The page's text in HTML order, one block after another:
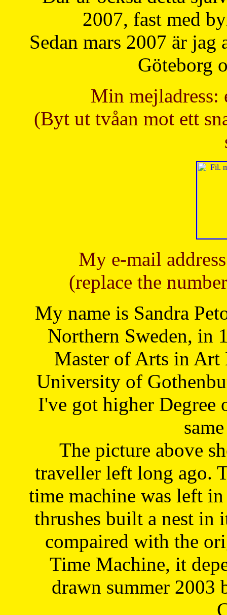
2007, fast med
Sedan mars 2007 är
Göteborg
Min mejladress:
(Byt ut tvåan mot ett
My e-mail
(replace the
My name is Sandra
Northern Sweden, in
Master of Arts in Art
University of
I've got higher Degree
The picture above
traveller left long ago.
time machine was left
thrushes built a nest in
compaired with the
Time Machine, it
drawn summer 2003